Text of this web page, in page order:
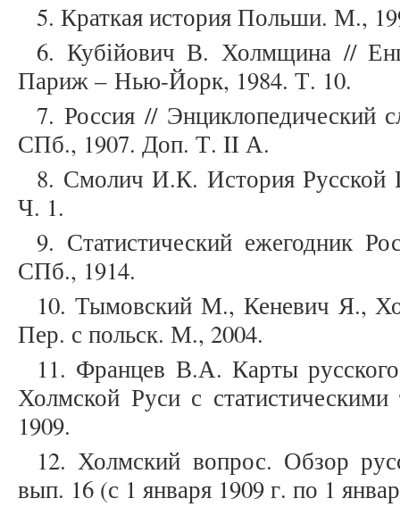
5. Краткая история Польши. М.,
6. Кубійович В. Холмщина //
Париж – Нью-Йорк, 1984. Т. 10.
7. Россия // Энциклопедический
СПб., 1907. Доп. Т. II А.
8. Смолич И.К. История Русской
Ч. 1.
9. Статистический ежегодник
СПб., 1914.
10. Тымовский М., Кеневич Я.,
Пер. с польск. М., 2004.
11. Францев В.А. Карты
Холмской Руси с
1909.
12. Холмский вопрос. Обзор
вып. 16 (с 1 января 1909 г. по 1